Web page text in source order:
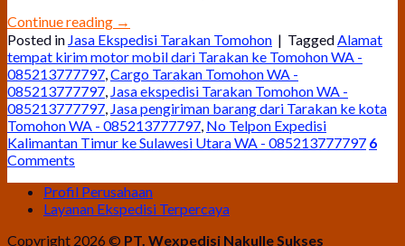
Continue reading →
Posted in Jasa Ekspedisi Tarakan Tomohon | TaggedAlamat
tempat kirim motor mobil dari Tarakan ke Tomohon WA -
085213777797,Cargo Tarakan Tomohon WA -
085213777797, Jasa ekspedisi Tarakan Tomohon WA -
085213777797, Jasa pengiriman barang dari Tarakan ke kota
Tomohon WA - 085213777797, No Telpon Expedisi
Kalimantan Timur ke Sulawesi Utara WA - 085213777797 6
Comments
Profil Perusahaan
Layanan Ekspedisi Terpercaya
Copyright 2026 © PT. Wexpedisi Nakulle Sukses